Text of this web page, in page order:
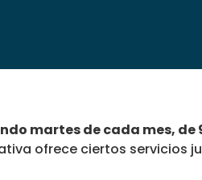
martes de cada mes, de
ofrece ciertos servicios